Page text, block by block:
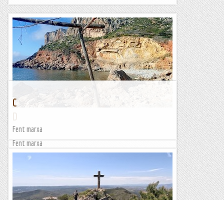
Fent marxa
C
Fent marxa